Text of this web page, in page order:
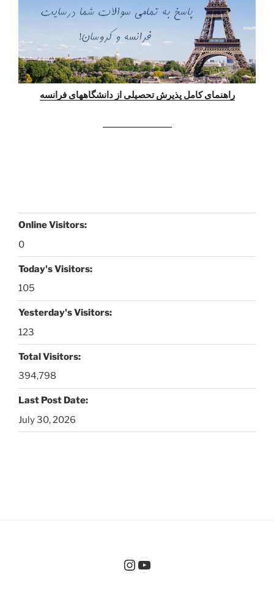
راهنمای کامل پذیرش تحصیلی از دانشگاههای فرانسه
Online Visitors:
0
Today's Visitors:
105
Yesterday's Visitors:
123
Total Visitors:
394,798
Last Post Date:
July 30, 2026
Instagram
YouTube